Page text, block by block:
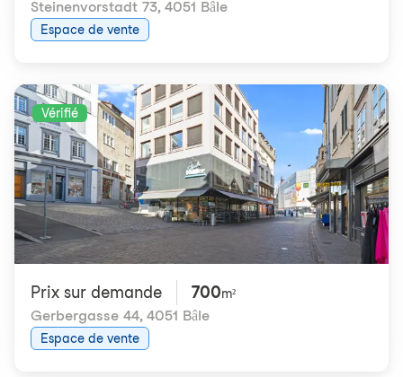
Steinenvorstadt 73, 4051 Bâle
Espace de vente
Vérifié
Prix ​​sur demande 700m²
Gerbergasse 44, 4051 Bâle
Espace de vente